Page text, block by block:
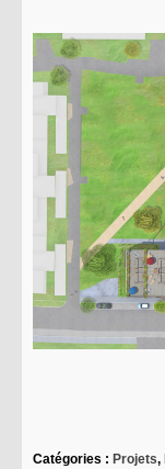
Catégories : Projets,